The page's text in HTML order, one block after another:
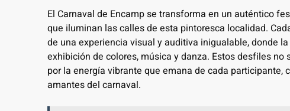
El Carnaval de Encamp se transforma en un auténtico
que iluminan las calles de esta pintoresca localidad.
de una experiencia visual y auditiva inigualable, donde
exhibición de colores, música y danza. Estos desfiles
por la energía vibrante que emana de cada
amantes del carnaval.